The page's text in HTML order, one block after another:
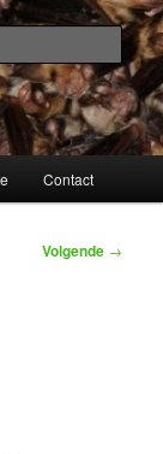
Contact
Volgende →